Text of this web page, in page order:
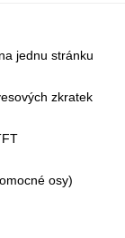
jednu stránku
zkratek
osy)